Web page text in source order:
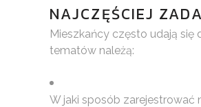
NAJCZĘŚCIEJ
Mieszkańcy często udają
tematów należą:
W jaki sposób